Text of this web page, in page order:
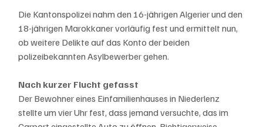
Die Kantonspolizei nahm den 16-jährigen Algerier und den
18-jährigen Marokkaner vorläufig fest und ermittelt nun,
ob weitere Delikte auf das Konto der beiden
polizeibekannten Asylbewerber gehen.
Nach kurzer Flucht gefasst
Der Bewohner eines Einfamilienhauses in Niederlenz
stellte um vier Uhr fest, dass jemand versuchte, das im